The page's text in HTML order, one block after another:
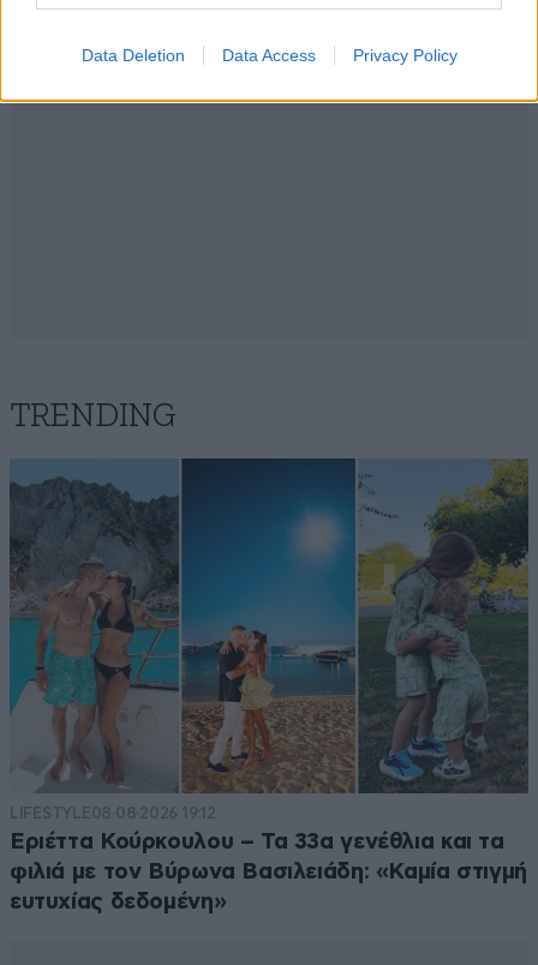
Data Deletion Data Access Privacy Policy
TRENDING
LIFESTYLE08·08·2026 19:12
Εριέττα Κούρκουλου – Τα 33α γενέθλια και τα
φιλιά με τον Βύρωνα Βασιλειάδη: «Καμία στιγμή
ευτυχίας δεδομένη»